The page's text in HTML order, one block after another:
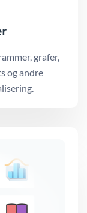
grafer,
og andre